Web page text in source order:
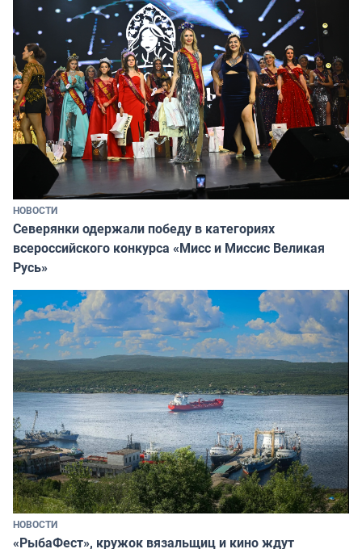
НОВОСТИ
Северянки одержали победу в категориях
всероссийского конкурса «Мисс и Миссис Великая
Русь»
НОВОСТИ
«РыбаФест», кружок вязальщиц и кино ждут